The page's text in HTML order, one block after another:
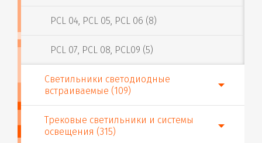
PCL 04, PCL 05, PCL 06 (8)
PCL 07, PCL 08, PCL09 (5)
Светильники светодиодные
встраиваемые (109)
Трековые светильники и системы
освещения (315)